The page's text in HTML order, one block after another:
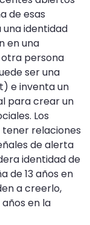
de esas
identidad
en una
otra persona
ser una
e inventa un
para crear un
Los
relaciones
de alerta
identidad de
de 13 años en
a creerlo,
en la